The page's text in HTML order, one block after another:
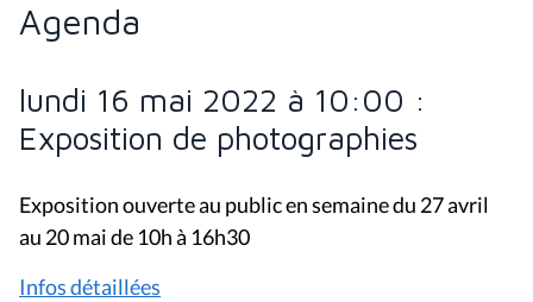
Agenda
lundi 16 mai 2022 à 10:00 :
Exposition de photographies
Exposition ouverte au public en semaine du 27 avril
au 20 mai de 10h à 16h30
Infos détaillées